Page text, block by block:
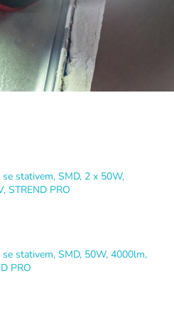
stativem, SMD, 2 x 50W,
STREND PRO
stativem, SMD, 50W, 4000lm,
PRO